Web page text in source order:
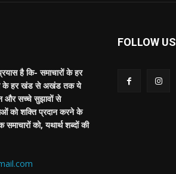
है कि- समाचारों के हर
के हर खंड से अखंड तक ये
और सच्चे सुझावों से
को शक्ति प्रदान करने के
को, यथार्थ शब्दों की
FOLLOW US